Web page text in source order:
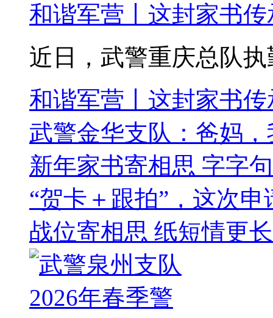
和谐军营丨这封家书
近日，武警重庆总队
和谐军营丨这封家书
武警金华支队：爸妈
新年家书寄相思 字字
“贺卡＋跟拍”，这次
战位寄相思 纸短情更长